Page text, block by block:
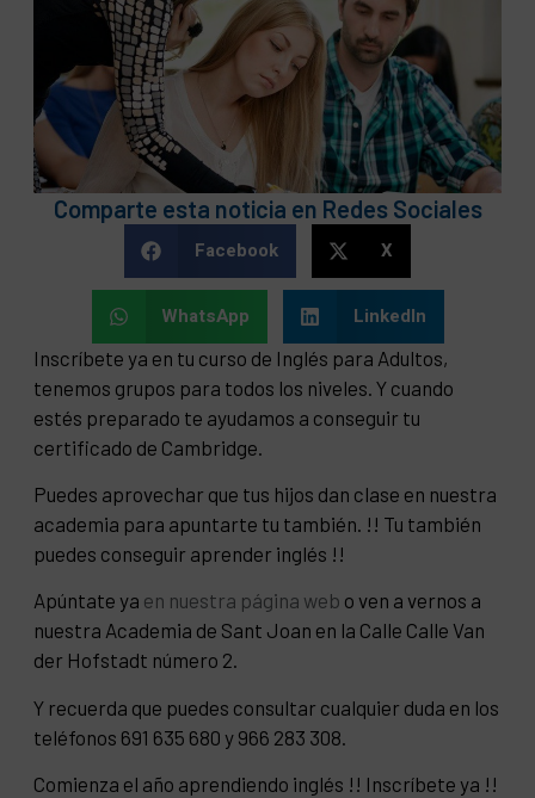
Comparte esta noticia en Redes Sociales
Facebook X
WhatsApp LinkedIn
Inscríbete ya en tu curso de Inglés para Adultos,
tenemos grupos para todos los niveles. Y cuando
estés preparado te ayudamos a conseguir tu
certificado de Cambridge.
Puedes aprovechar que tus hijos dan clase en nuestra
academia para apuntarte tu también. !! Tu también
puedes conseguir aprender inglés !!
Apúntate ya en nuestra página web o ven a vernos a
nuestra Academia de Sant Joan en la Calle Calle Van
der Hofstadt número 2.
Y recuerda que puedes consultar cualquier duda en los
teléfonos 691 635 680 y 966 283 308.
Comienza el año aprendiendo inglés !! Inscríbete ya !!